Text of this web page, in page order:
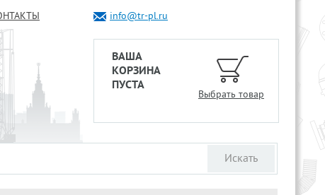
info@tr-pl.ru
ВАША
КОРЗИНА
ПУСТА
Выбрать товар